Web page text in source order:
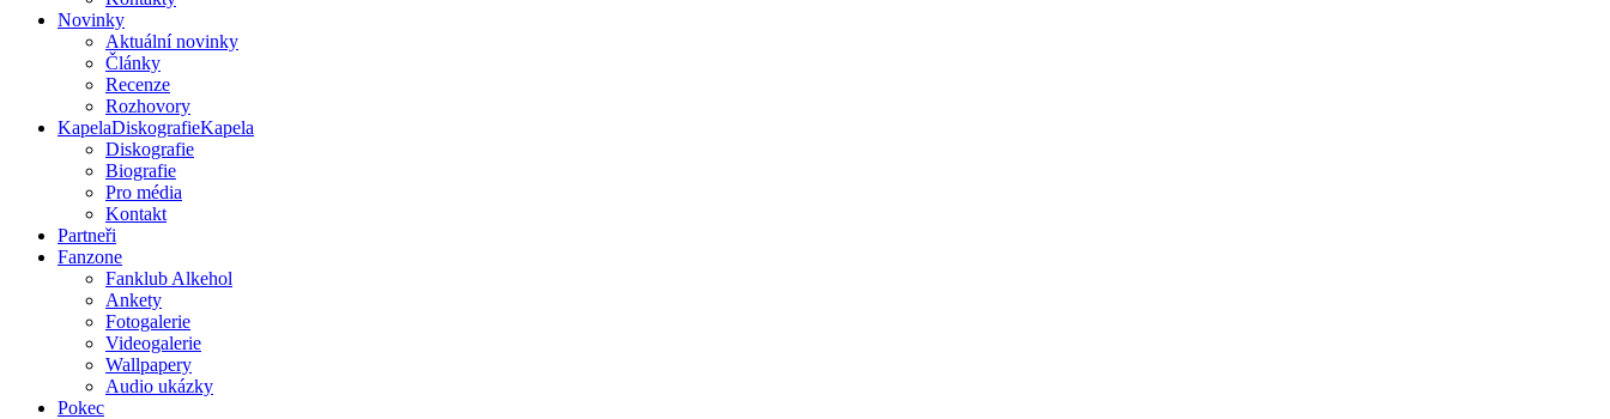
Novinky
Aktuální novinky
Články
Recenze
Rozhovory
KapelaDiskografieKapela
Diskografie
Biografie
Pro média
Kontakt
Partneři
Fanzone
Fanklub Alkehol
Ankety
Fotogalerie
Videogalerie
Wallpapery
Audio ukázky
Pokec